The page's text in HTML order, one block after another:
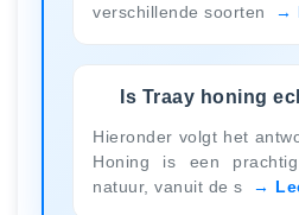
verschillende soorten
Is Traay honing
Hieronder volgt het
Honing is een
natuur, vanuit de s